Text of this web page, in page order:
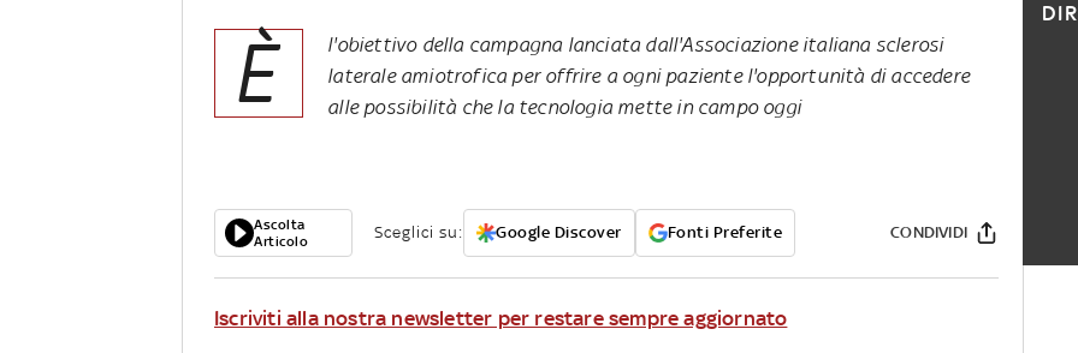
È
l'obiettivo della campagna lanciata dall'Associazione italiana sclerosi
laterale amiotrofica per offrire a ogni paziente l'opportunità di accedere
alle possibilità che la tecnologia mette in campo oggi
Ascolta
Articolo
Sceglici su: Google Discover Fonti Preferite CONDIVIDI
Iscriviti alla nostra newsletter per restare sempre aggiornato